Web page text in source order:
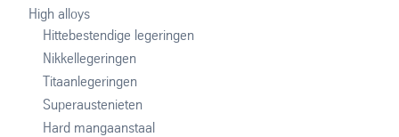
High alloys
Hittebestendige legeringen
Nikkellegeringen
Titaanlegeringen
Superaustenieten
Hard mangaanstaal